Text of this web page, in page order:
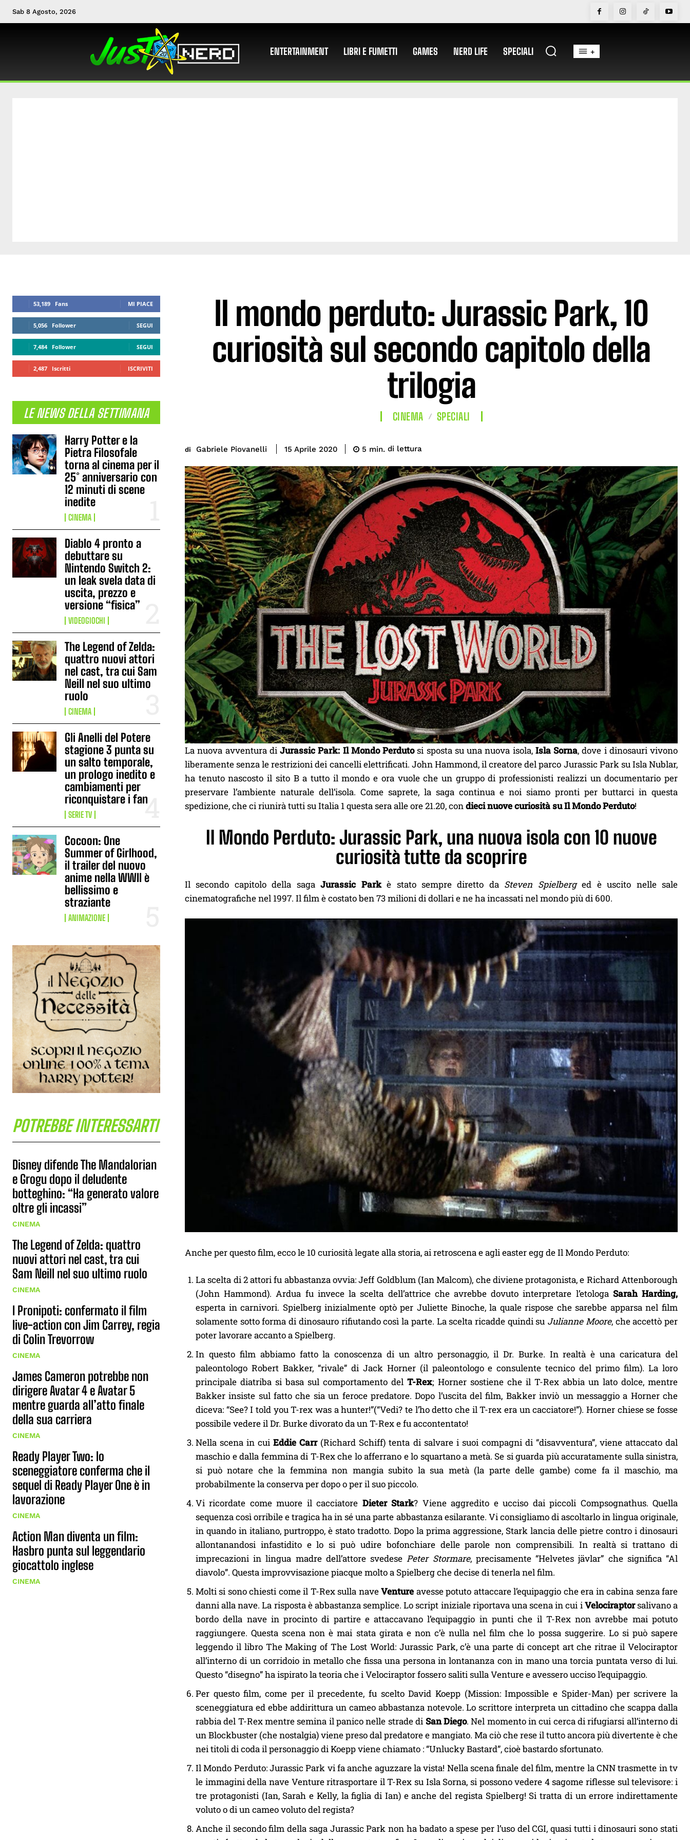
Sab 8 Agosto, 2026
ENTERTAINMENT LIBRI E FUMETTI GAMES NERD LIFE SPECIALI +
53,189 Fans MI PIACE
5,056 Follower SEGUI
7,484 Follower SEGUI
2,487 Iscritti ISCRIVITI
LE NEWS DELLA SETTIMANA
Harry Potter e la
Pietra Filosofale
torna al cinema per il
25° anniversario con
12 minuti di scene
inedite
CINEMA
Diablo 4 pronto a
debuttare su
Nintendo Switch 2:
un leak svela data di
uscita, prezzo e
versione “fisica”
VIDEOGIOCHI
The Legend of Zelda:
quattro nuovi attori
nel cast, tra cui Sam
Neill nel suo ultimo
ruolo
CINEMA
Gli Anelli del Potere
stagione 3 punta su
un salto temporale,
un prologo inedito e
cambiamenti per
riconquistare i fan
SERIE TV
Cocoon: One
Summer of Girlhood,
il trailer del nuovo
anime nella WWII è
bellissimo e
straziante
ANIMAZIONE
POTREBBE INTERESSARTI
Disney difende The Mandalorian
e Grogu dopo il deludente
botteghino: “Ha generato valore
oltre gli incassi”
CINEMA
The Legend of Zelda: quattro
nuovi attori nel cast, tra cui
Sam Neill nel suo ultimo ruolo
CINEMA
I Pronipoti: confermato il film
live-action con Jim Carrey, regia
di Colin Trevorrow
CINEMA
James Cameron potrebbe non
dirigere Avatar 4 e Avatar 5
mentre guarda all’atto finale
della sua carriera
CINEMA
Ready Player Two: lo
sceneggiatore conferma che il
sequel di Ready Player One è in
lavorazione
CINEMA
Action Man diventa un film:
Hasbro punta sul leggendario
giocattolo inglese
CINEMA
Il mondo perduto: Jurassic Park, 10
curiosità sul secondo capitolo della
trilogia
CINEMA SPECIALI
di Gabriele Piovanelli 15 Aprile 2020 5 min. di lettura
La nuova avventura di Jurassic Park: Il Mondo Perdutosi sposta su una nuova isola, Isla Sorna, dove i dinosauri vivono
liberamente senza le restrizioni dei cancelli elettrificati. John Hammond, il creatore del parco Jurassic Park su Isla Nublar,
ha tenuto nascosto il sito B a tutto il mondo e ora vuole che un gruppo di professionisti realizzi un documentario per
preservare l’ambiente naturale dell’isola. Come saprete, la saga continua e noi siamo pronti per buttarci in questa
spedizione, che ci riunirà tutti su Italia 1 questa sera alle ore 21.20, condieci nuove curiosità su Il Mondo Perduto!
Il Mondo Perduto: Jurassic Park, una nuova isola con 10 nuove
curiosità tutte da scoprire
Il secondo capitolo della sagaJurassic Parkè stato sempre diretto da Steven Spielberged è uscito nelle sale
cinematografiche nel 1997. Il film è costato ben 73 milioni di dollari e ne ha incassati nel mondo più di 600.
Anche per questo film, ecco le 10 curiosità legate alla storia, ai retroscena e agli easter egg de Il Mondo Perduto:
La scelta di 2 attori fu abbastanza ovvia: Jeff Goldblum (Ian Malcom), che diviene protagonista, e Richard Attenborough
(John Hammond). Ardua fu invece la scelta dell’attrice che avrebbe dovuto interpretare l’etologa Sarah Harding,
esperta in carnivori. Spielberg inizialmente optò per Juliette Binoche, la quale rispose che sarebbe apparsa nel film
solamente sotto forma di dinosauro rifiutando così la parte. La scelta ricadde quindi su Julianne Moore, che accettò per
poter lavorare accanto a Spielberg.
In questo film abbiamo fatto la conoscenza di un altro personaggio, il Dr. Burke. In realtà è una caricatura del
paleontologo Robert Bakker, “rivale” di Jack Horner (il paleontologo e consulente tecnico del primo film). La loro
principale diatriba si basa sul comportamento del T-Rex; Horner sostiene che il T-Rex abbia un lato dolce, mentre
Bakker insiste sul fatto che sia un feroce predatore. Dopo l’uscita del film, Bakker inviò un messaggio a Horner che
diceva: “See? I told you T-rex was a hunter!”(“Vedi? te l’ho detto che il T-rex era un cacciatore!”). Horner chiese se fosse
possibile vedere il Dr. Burke divorato da un T-Rex e fu accontentato!
Nella scena in cuiEddie Carr(Richard Schiff) tenta di salvare i suoi compagni di “disavventura”, viene attaccato dal
maschio e dalla femmina di T-Rex che lo afferrano e lo squartano a metà. Se si guarda più accuratamente sulla sinistra,
si può notare che la femmina non mangia subito la sua metà (la parte delle gambe) come fa il maschio, ma
probabilmente la conserva per dopo o per il suo piccolo.
Vi ricordate come muore il cacciatore Dieter Stark? Viene aggredito e ucciso dai piccoli Compsognathus. Quella
sequenza così orribile e tragica ha in sé una parte abbastanza esilarante. Vi consigliamo di ascoltarlo in lingua originale,
in quando in italiano, purtroppo, è stato tradotto. Dopo la prima aggressione, Stark lancia delle pietre contro i dinosauri
allontanandosi infastidito e lo si può udire bofonchiare delle parole non comprensibili. In realtà si trattano di
imprecazioni in lingua madre dell’attore svedesePeter Stormare, precisamente “Helvetes jävlar” che significa “Al
diavolo”. Questa improvvisazione piacque molto a Spielberg che decise di tenerla nel film.
Molti si sono chiesti come il T-Rex sulla naveVenture avesse potuto attaccare l’equipaggio che era in cabina senza fare
danni alla nave. La risposta è abbastanza semplice. Lo script iniziale riportava una scena in cui iVelociraptorsalivano a
bordo della nave in procinto di partire e attaccavano l’equipaggio in punti che il T-Rex non avrebbe mai potuto
raggiungere. Questa scena non è mai stata girata e non c’è nulla nel film che lo possa suggerire. Lo si può sapere
leggendo il libro The Making of The Lost World: Jurassic Park, c’è una parte di concept art che ritrae il Velociraptor
all’interno di un corridoio in metallo che fissa una persona in lontananza con in mano una torcia puntata verso di lui.
Questo “disegno” ha ispirato la teoria che i Velociraptor fossero saliti sulla Venture e avessero ucciso l’equipaggio.
Per questo film, come per il precedente, fu scelto David Koepp (Mission: Impossible e Spider-Man) per scrivere la
sceneggiatura ed ebbe addirittura un cameo abbastanza notevole. Lo scrittore interpreta un cittadino che scappa dalla
rabbia del T-Rex mentre semina il panico nelle strade di San Diego. Nel momento in cui cerca di rifugiarsi all’interno di
un Blockbuster (che nostalgia) viene preso dal predatore e mangiato. Ma ciò che rese il tutto ancora più divertente è che
nei titoli di coda il personaggio di Koepp viene chiamato : “Unlucky Bastard”, cioè bastardo sfortunato.
Il Mondo Perduto: Jurassic Park vi fa anche aguzzare la vista! Nella scena finale del film, mentre la CNN trasmette in tv
le immagini della nave Venture ritrasportare il T-Rex su Isla Sorna, si possono vedere 4 sagome riflesse sul televisore: i
tre protagonisti (Ian, Sarah e Kelly, la figlia di Ian) e anche del regista Spielberg! Si tratta di un errore indirettamente
voluto o di un cameo voluto del regista?
Anche il secondo film della saga Jurassic Park non ha badato a spese per l’uso del CGI, quasi tutti i dinosauri sono stati